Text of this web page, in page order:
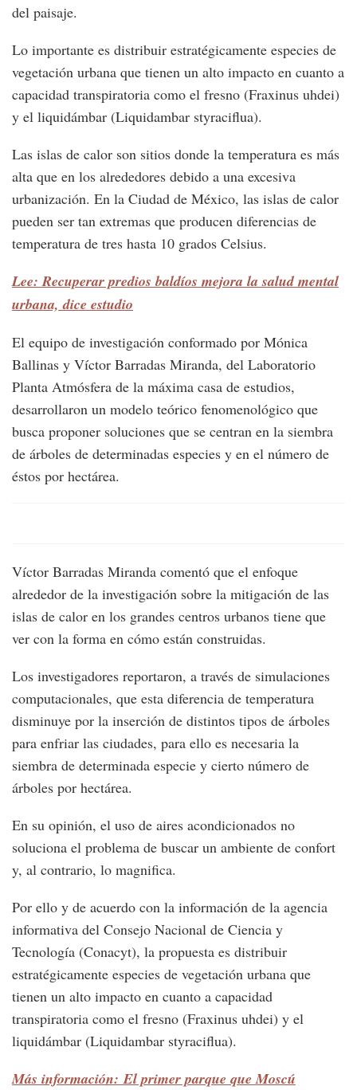
del paisaje.
Lo importante es distribuir estratégicamente especies de
vegetación urbana que tienen un alto impacto en cuanto a
capacidad transpiratoria como el fresno (Fraxinus uhdei)
y el liquidámbar (Liquidambar styraciflua).
Las islas de calor son sitios donde la temperatura es más
alta que en los alrededores debido a una excesiva
urbanización. En la Ciudad de México, las islas de calor
pueden ser tan extremas que producen diferencias de
temperatura de tres hasta 10 grados Celsius.
Lee: Recuperar predios baldíos mejora la salud mental
urbana, dice estudio
El equipo de investigación conformado por Mónica
Ballinas y Víctor Barradas Miranda, del Laboratorio
Planta Atmósfera de la máxima casa de estudios,
desarrollaron un modelo teórico fenomenológico que
busca proponer soluciones que se centran en la siembra
de árboles de determinadas especies y en el número de
éstos por hectárea.
Víctor Barradas Miranda comentó que el enfoque
alrededor de la investigación sobre la mitigación de las
islas de calor en los grandes centros urbanos tiene que
ver con la forma en cómo están construidas.
Los investigadores reportaron, a través de simulaciones
computacionales, que esta diferencia de temperatura
disminuye por la inserción de distintos tipos de árboles
para enfriar las ciudades, para ello es necesaria la
siembra de determinada especie y cierto número de
árboles por hectárea.
En su opinión, el uso de aires acondicionados no
soluciona el problema de buscar un ambiente de confort
y, al contrario, lo magnifica.
Por ello y de acuerdo con la información de la agencia
informativa del Consejo Nacional de Ciencia y
Tecnología (Conacyt), la propuesta es distribuir
estratégicamente especies de vegetación urbana que
tienen un alto impacto en cuanto a capacidad
transpiratoria como el fresno (Fraxinus uhdei) y el
liquidámbar (Liquidambar styraciflua).
Más información: El primer parque que Moscú